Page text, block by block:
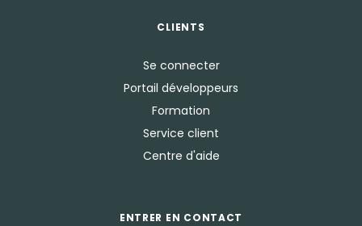
CLIENTS
Se connecter
Portail développeurs
Formation
Service client
Centre d'aide
ENTRER EN CONTACT